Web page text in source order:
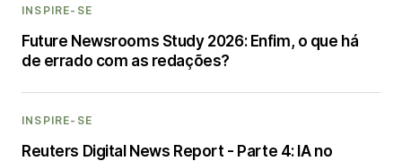
INSPIRE-SE
Future Newsrooms Study 2026: Enfim, o que há
de errado com as redações?
INSPIRE-SE
Reuters Digital News Report - Parte 4: IA no